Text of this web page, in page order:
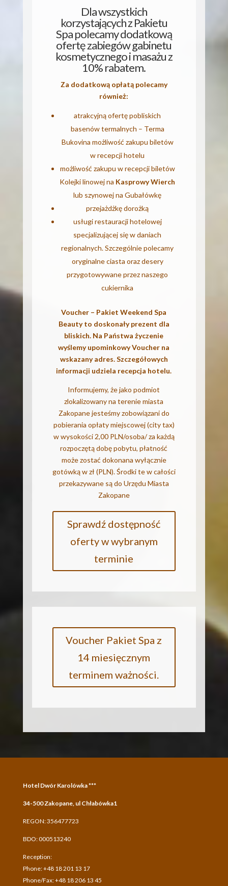
Dla wszystkich
korzystających z Pakietu
Spa polecamy dodatkową
ofertę zabiegów gabinetu
kosmetycznego i masażu z
10% rabatem.
Za dodatkową opłatą polecamy
również:
atrakcyjną ofertę pobliskich
basenów termalnych – Terma
Bukovina możliwość zakupu biletów
w recepcji hotelu
możliwość zakupu w recepcji biletów
Kolejki linowej na Kasprowy Wierch
lub szynowej na Gubałówkę
przejażdżkę dorożką
usługi restauracji hotelowej
specjalizującej się w daniach
regionalnych. Szczególnie polecamy
oryginalne ciasta oraz desery
przygotowywane przez naszego
cukiernika
Voucher – Pakiet Weekend Spa
Beauty to doskonały prezent dla
bliskich. Na Państwa życzenie
wyślemy upominkowy Voucher na
wskazany adres. Szczegółowych
informacji udziela recepcja hotelu.
Informujemy, że jako podmiot
zlokalizowany na terenie miasta
Zakopane jesteśmy zobowiązani do
pobierania opłaty miejscowej (city tax)
w wysokości 2,00 PLN/osoba/ za każdą
rozpoczętą dobę pobytu, płatność
może zostać dokonana wyłącznie
gotówką w zł (PLN). Środki te w całości
przekazywane są do Urzędu Miasta
Zakopane
Sprawdź dostępność
oferty w wybranym
terminie
Voucher Pakiet Spa z
14 miesięcznym
terminem ważności.
Hotel Dwór Karolówka ***
34-500 Zakopane, ul Chłabówka1
REGON: 356477723
BDO: 000513240
Reception:
Phone: +48 18 201 13 17
Phone/Fax: +48 18 206 13 45